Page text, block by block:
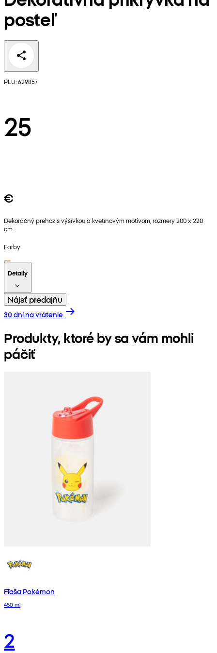
posteľ
PLU: 629857
25
€
Dekoračný prehoz s výšivkou a kvetinovým motívom, rozmery 200 x 220
cm.
Farby
Detaily
Nájsť predajňu
30 dní na vrátenie
Produkty, ktoré by sa vám mohli
páčiť
Fľaša Pokémon
450 ml
2